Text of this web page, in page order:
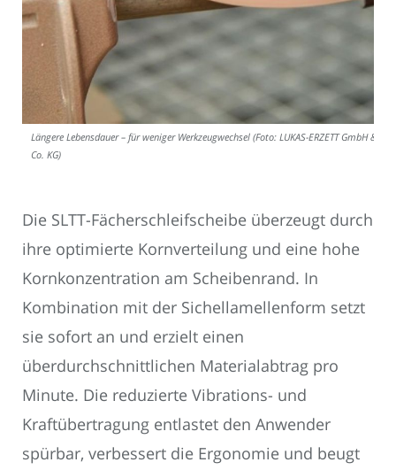
Längere Lebensdauer – für weniger Werkzeugwechsel (Foto: LUKAS-ERZETT GmbH &
Co. KG)
Die SLTT-Fächerschleifscheibe überzeugt durch
ihre optimierte Kornverteilung und eine hohe
Kornkonzentration am Scheibenrand. In
Kombination mit der Sichellamellenform setzt
sie sofort an und erzielt einen
überdurchschnittlichen Materialabtrag pro
Minute. Die reduzierte Vibrations- und
Kraftübertragung entlastet den Anwender
spürbar, verbessert die Ergonomie und beugt